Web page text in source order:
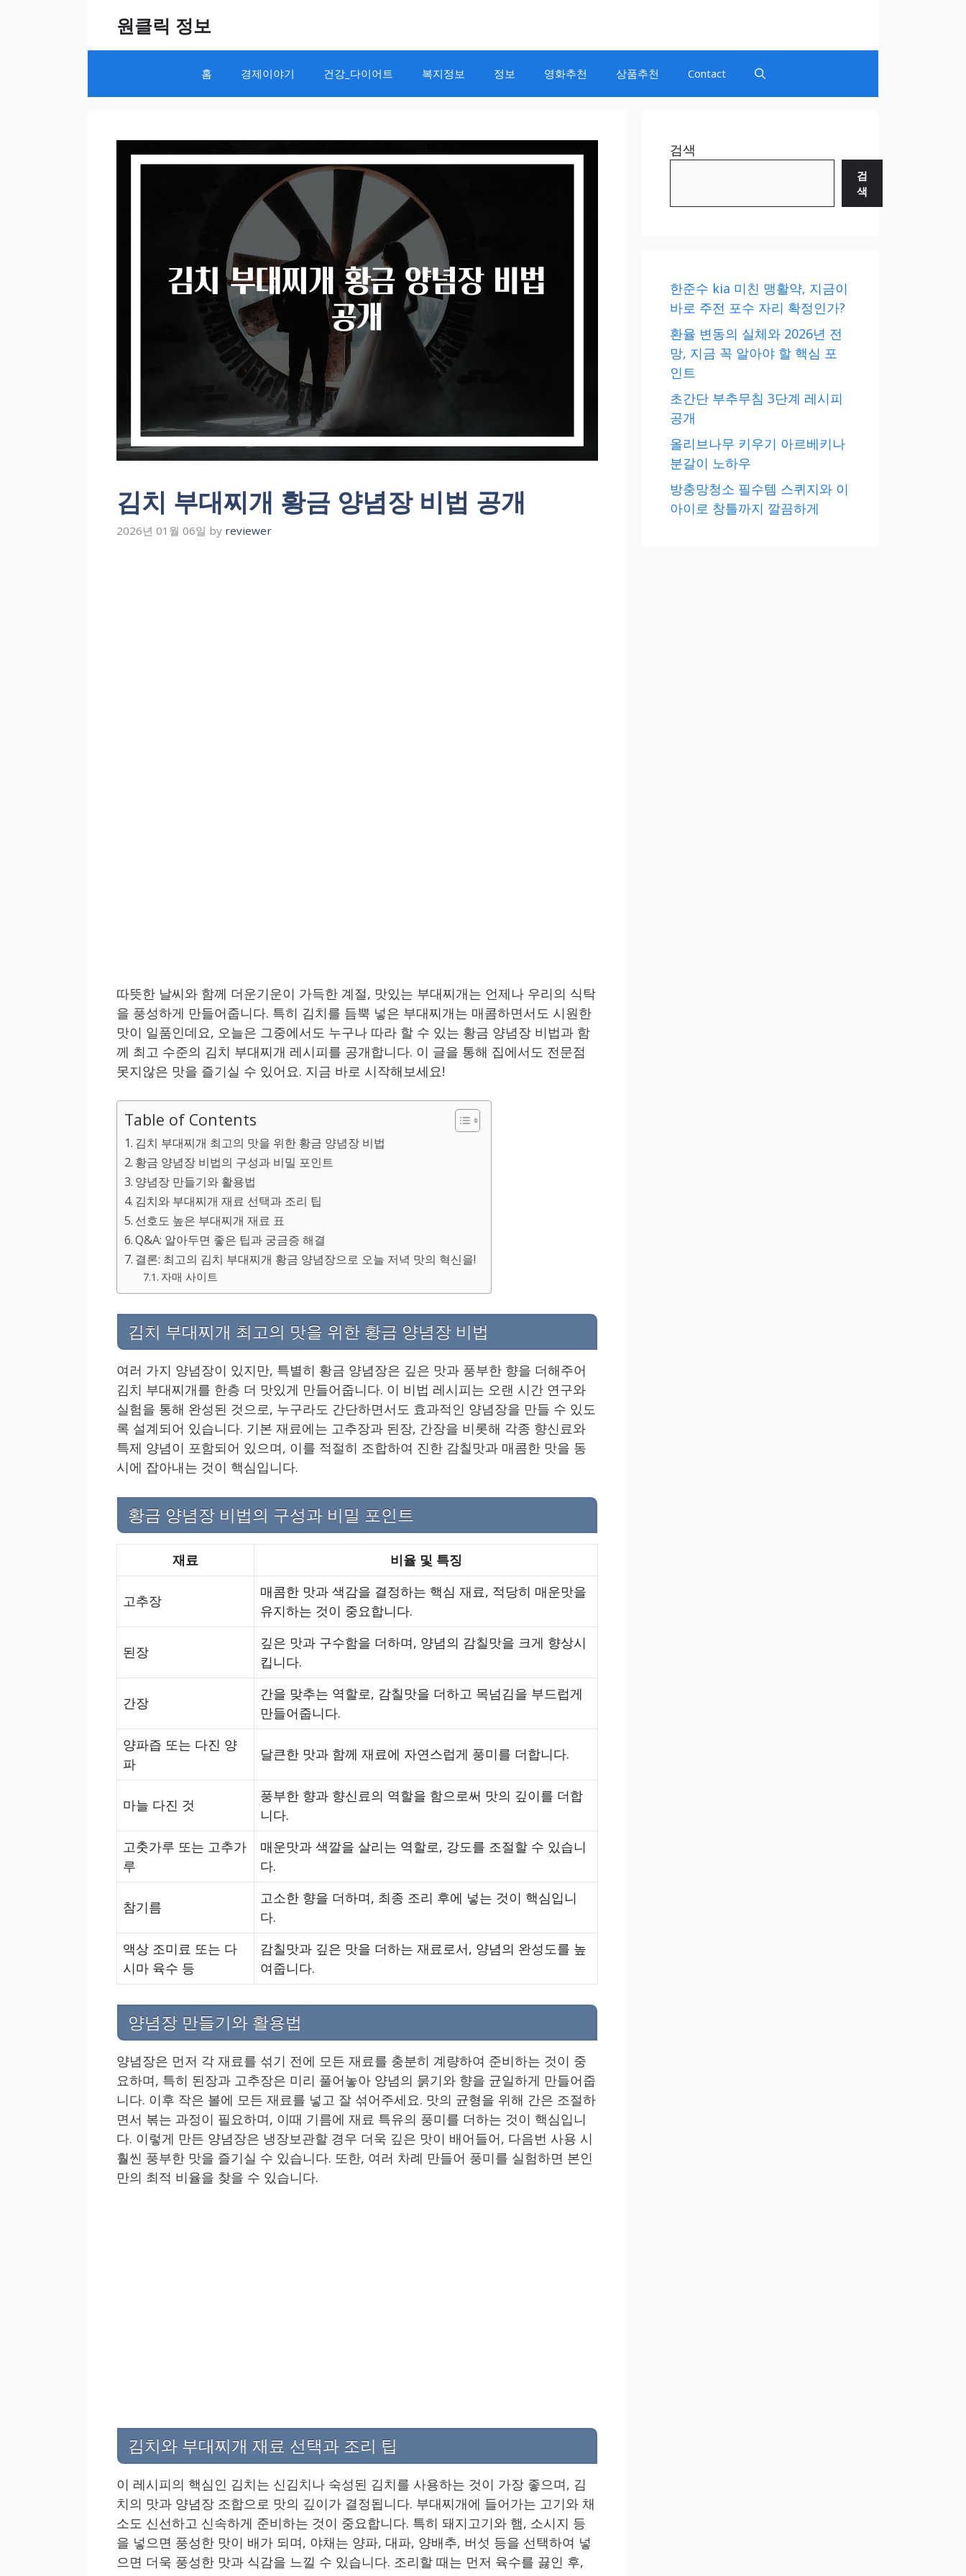
원클릭 정보
홈 경제이야기 건강_다이어트 복지정보 정보 영화추천 상품추천 Contact
김치 부대찌개 황금 양념장 비법 공개
2026년 01월 06일 by reviewer
따뜻한 날씨와 함께 더운기운이 가득한 계절, 맛있는 부대찌개는 언제나 우리의 식탁
을 풍성하게 만들어줍니다. 특히 김치를 듬뿍 넣은 부대찌개는 매콤하면서도 시원한
맛이 일품인데요, 오늘은 그중에서도 누구나 따라 할 수 있는 황금 양념장 비법과 함
께 최고 수준의 김치 부대찌개 레시피를 공개합니다. 이 글을 통해 집에서도 전문점
못지않은 맛을 즐기실 수 있어요. 지금 바로 시작해보세요!
Table of Contents
김치 부대찌개 최고의 맛을 위한 황금 양념장 비법
황금 양념장 비법의 구성과 비밀 포인트
양념장 만들기와 활용법
김치와 부대찌개 재료 선택과 조리 팁
선호도 높은 부대찌개 재료 표
Q&A: 알아두면 좋은 팁과 궁금증 해결
결론: 최고의 김치 부대찌개 황금 양념장으로 오늘 저녁 맛의 혁신을!
자매 사이트
김치 부대찌개 최고의 맛을 위한 황금 양념장 비법
여러 가지 양념장이 있지만, 특별히 황금 양념장은 깊은 맛과 풍부한 향을 더해주어
김치 부대찌개를 한층 더 맛있게 만들어줍니다. 이 비법 레시피는 오랜 시간 연구와
실험을 통해 완성된 것으로, 누구라도 간단하면서도 효과적인 양념장을 만들 수 있도
록 설계되어 있습니다. 기본 재료에는 고추장과 된장, 간장을 비롯해 각종 향신료와
특제 양념이 포함되어 있으며, 이를 적절히 조합하여 진한 감칠맛과 매콤한 맛을 동
시에 잡아내는 것이 핵심입니다.
황금 양념장 비법의 구성과 비밀 포인트
재료 비율 및 특징
고추장
매콤한 맛과 색감을 결정하는 핵심 재료, 적당히 매운맛을
유지하는 것이 중요합니다.
된장
깊은 맛과 구수함을 더하며, 양념의 감칠맛을 크게 향상시
킵니다.
간장
간을 맞추는 역할로, 감칠맛을 더하고 목넘김을 부드럽게
만들어줍니다.
양파즙 또는 다진 양
파
달큰한 맛과 함께 재료에 자연스럽게 풍미를 더합니다.
마늘 다진 것
풍부한 향과 향신료의 역할을 함으로써 맛의 깊이를 더합
니다.
고춧가루 또는 고추가
루
매운맛과 색깔을 살리는 역할로, 강도를 조절할 수 있습니
다.
참기름
고소한 향을 더하며, 최종 조리 후에 넣는 것이 핵심입니
다.
액상 조미료 또는 다
시마 육수 등
감칠맛과 깊은 맛을 더하는 재료로서, 양념의 완성도를 높
여줍니다.
양념장 만들기와 활용법
양념장은 먼저 각 재료를 섞기 전에 모든 재료를 충분히 계량하여 준비하는 것이 중
요하며, 특히 된장과 고추장은 미리 풀어놓아 양념의 묽기와 향을 균일하게 만들어줍
니다. 이후 작은 볼에 모든 재료를 넣고 잘 섞어주세요. 맛의 균형을 위해 간은 조절하
면서 볶는 과정이 필요하며, 이때 기름에 재료 특유의 풍미를 더하는 것이 핵심입니
다. 이렇게 만든 양념장은 냉장보관할 경우 더욱 깊은 맛이 배어들어, 다음번 사용 시
훨씬 풍부한 맛을 즐기실 수 있습니다. 또한, 여러 차례 만들어 풍미를 실험하면 본인
만의 최적 비율을 찾을 수 있습니다.
김치와 부대찌개 재료 선택과 조리 팁
이 레시피의 핵심인 김치는 신김치나 숙성된 김치를 사용하는 것이 가장 좋으며, 김
치의 맛과 양념장 조합으로 맛의 깊이가 결정됩니다. 부대찌개에 들어가는 고기와 채
소도 신선하고 신속하게 준비하는 것이 중요합니다. 특히 돼지고기와 햄, 소시지 등
을 넣으면 풍성한 맛이 배가 되며, 야채는 양파, 대파, 양배추, 버섯 등을 선택하여 넣
으면 더욱 풍성한 맛과 식감을 느낄 수 있습니다. 조리할 때는 먼저 육수를 끓인 후,
검색
검
색
한준수 kia 미친 맹활약, 지금이
바로 주전 포수 자리 확정인가?
환율 변동의 실체와 2026년 전
망, 지금 꼭 알아야 할 핵심 포
인트
초간단 부추무침 3단계 레시피
공개
올리브나무 키우기 아르베키나
분갈이 노하우
방충망청소 필수템 스퀴지와 이
아이로 창틀까지 깔끔하게